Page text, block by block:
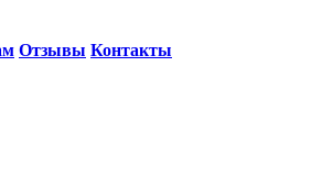
Отзывы Контакты